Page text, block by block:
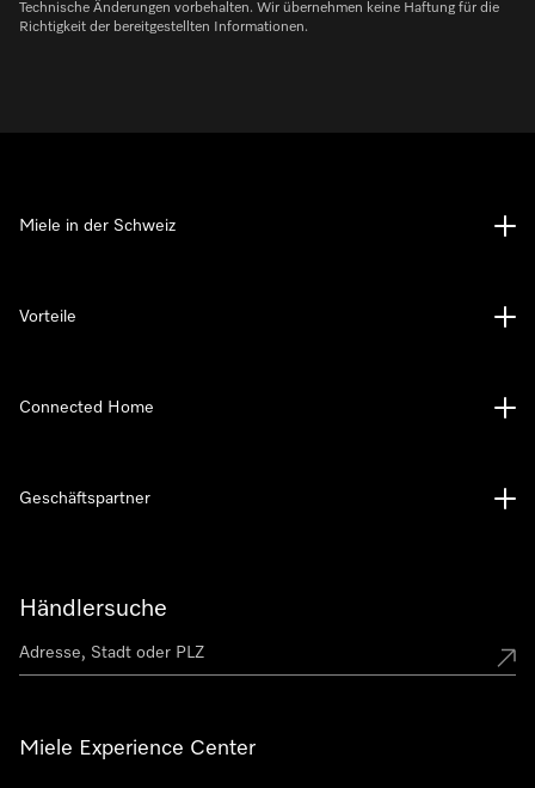
Technische Änderungen vorbehalten. Wir übernehmen keine Haftung für die
Richtigkeit der bereitgestellten Informationen.
Händlersuche
Miele Experience Center
Miele in der Schweiz
Vorteile
Connected Home
Geschäftspartner